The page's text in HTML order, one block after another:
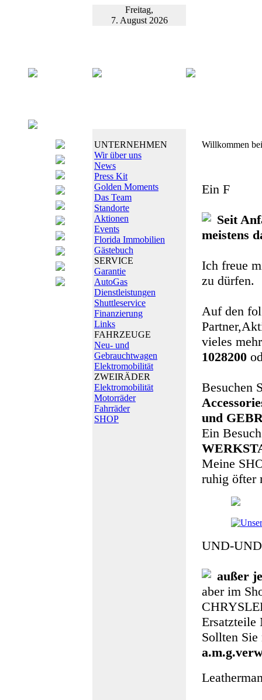
Freitag,
7. August 2026
UNTERNEHMEN
Wir über uns
News
Press Kit
Golden Moments
Das Team
Standorte
Aktionen
Events
Florida Immobilien
Gästebuch
SERVICE
Garantie
AutoGas
Dienstleistungen
Shuttleservice
Finanzierung
Links
FAHRZEUGE
Neu- und
Gebrauchtwagen
Elektromobilität
ZWEIRÄDER
Elektromobilität
Motorräder
Fahrräder
SHOP
Willkommen
Ein F
Seit
meistens
Ich freue
zu dürfen.
Auf den
vieles
1028200
Besuchen
und
Ein
Meine
ruhig öfter
UND-
außer
aber im
Ersatzteile
Sollten